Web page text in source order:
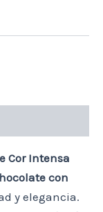
Cor Intensa
con
y elegancia.